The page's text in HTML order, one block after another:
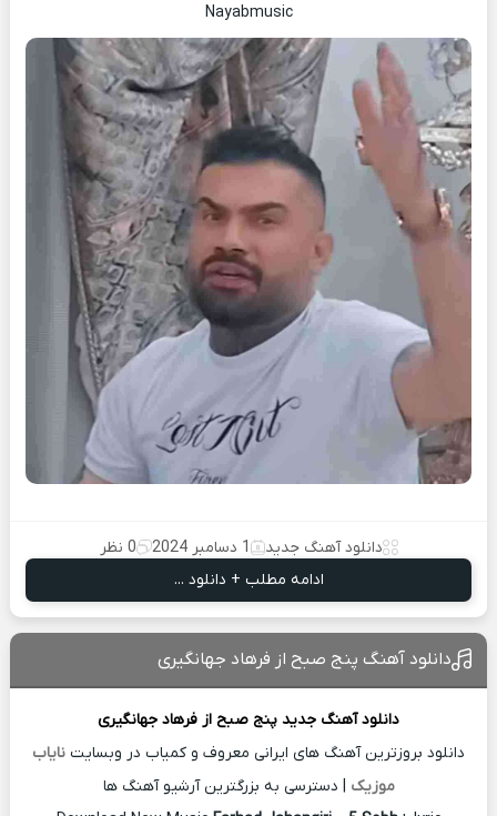
Nayabmusic
دانلود آهنگ جدید 1 دسامبر 2024
0 نظر
ادامه مطلب + دانلود ...
دانلود آهنگ پنج صبح از فرهاد جهانگیری
دانلود آهنگ جدید پنج صبح از فرهاد جهانگیری
دانلود بروزترین آهنگ های ایرانی معروف و کمیاب در وبسایت نایاب
موزیک | دسترسی به بزرگترین آرشیو آهنگ ها